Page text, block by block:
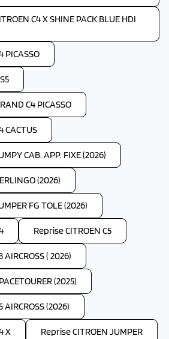
C4 X SHINE PACK BLUE HDI
PICASSO
C4 PICASSO
CACTUS
CAB. APP. FIXE (2026)
(2026)
FG TOLE (2026)
Reprise CITROEN C5
AIRCROSS ( 2026)
(2025)
AIRCROSS (2026)
X Reprise CITROEN JUMPER